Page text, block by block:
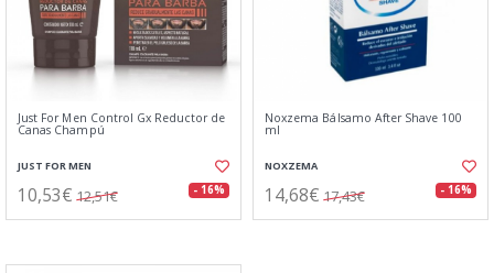
Just For Men Control Gx Reductor de
Canas Champú
JUST FOR MEN
10,53€ 12,51€ - 16%
Noxzema Bálsamo After Shave 100
ml
NOXZEMA
14,68€ 17,43€ - 16%